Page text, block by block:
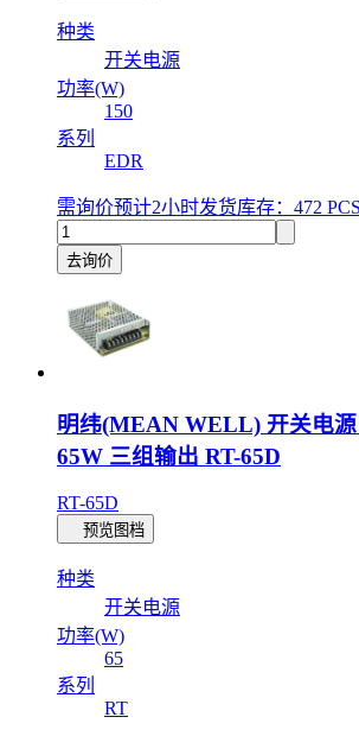
种类
开关电源
功率(W)
150
系列
EDR
需询价预计2小时发货库存：472 PCS
去询价
明纬(MEAN WELL) 开关电
65W 三组输出 RT-65D
RT-65D
预览图档
种类
开关电源
功率(W)
65
系列
RT